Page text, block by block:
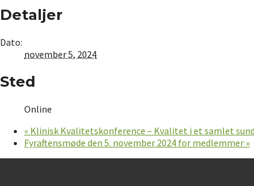
Detaljer
Dato:
november 5, 2024
Sted
Online
« Klinisk Kvalitetskonference – Kvalitet i et samlet
Fyraftensmøde den 5. november 2024 for medlemmer »